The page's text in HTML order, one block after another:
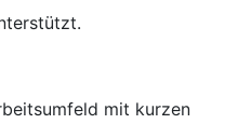
mit kurzen